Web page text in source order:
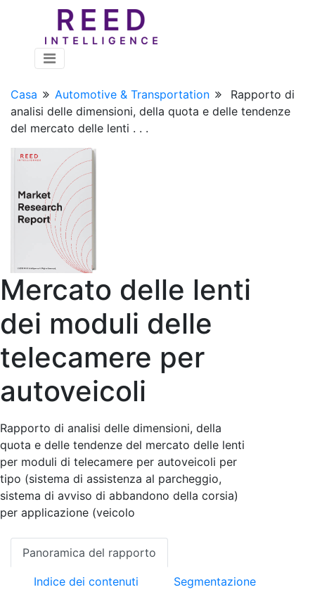
Casa Automotive & Transportation
Rapporto di
analisi delle dimensioni, della quota e delle tendenze
del mercato delle lenti . . .
Mercato delle lenti
dei moduli delle
telecamere per
autoveicoli
Rapporto di analisi delle dimensioni, della
quota e delle tendenze del mercato delle lenti
per moduli di telecamere per autoveicoli per
tipo (sistema di assistenza al parcheggio,
sistema di avviso di abbandono della corsia)
per applicazione (veicolo
Panoramica del rapporto
Indice dei contenuti Segmentazione